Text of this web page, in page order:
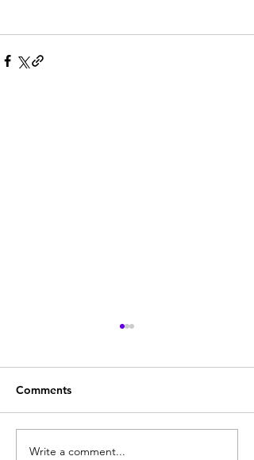
Quodlibeta Cartesiana
Comments
Write a comment...